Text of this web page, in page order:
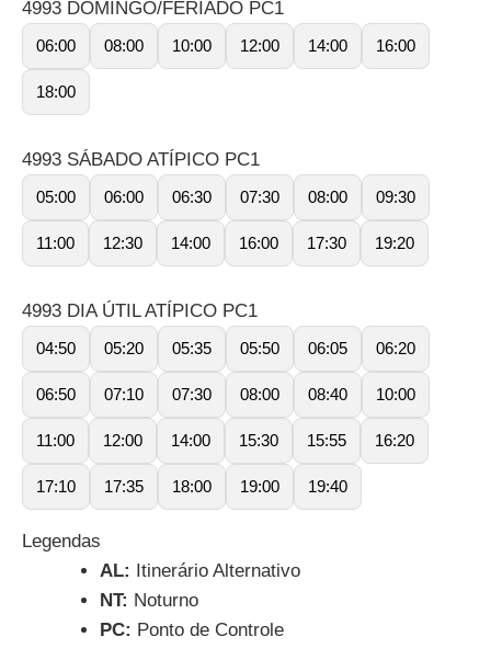
4993 DOMINGO/FERIADO PC1
06:00 08:00 10:00 12:00 14:00 16:00
18:00
4993 SÁBADO ATÍPICO PC1
05:00 06:00 06:30 07:30 08:00 09:30
11:00 12:30 14:00 16:00 17:30 19:20
4993 DIA ÚTIL ATÍPICO PC1
04:50 05:20 05:35 05:50 06:05 06:20
06:50 07:10 07:30 08:00 08:40 10:00
11:00 12:00 14:00 15:30 15:55 16:20
17:10 17:35 18:00 19:00 19:40
Legendas
AL: Itinerário Alternativo
NT: Noturno
PC: Ponto de Controle